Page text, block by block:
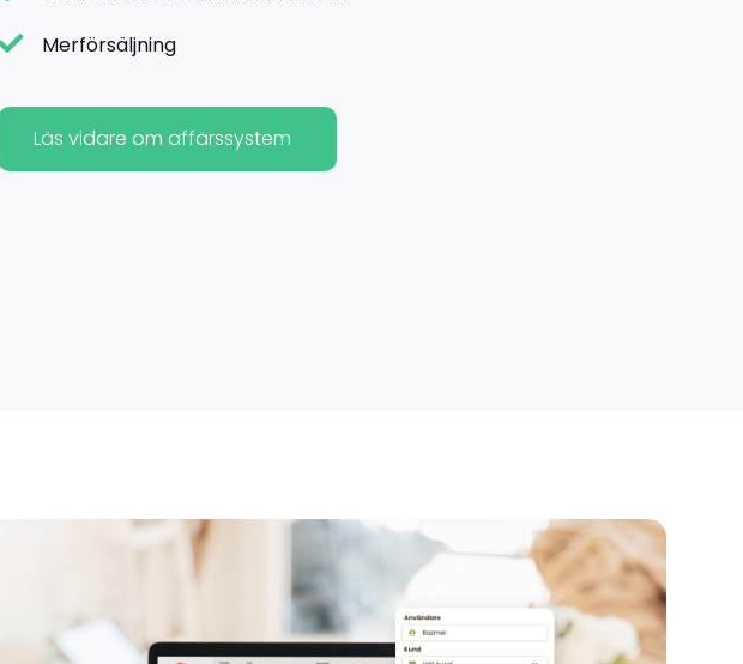
Merförsäljning
Läs vidare om affärssystem